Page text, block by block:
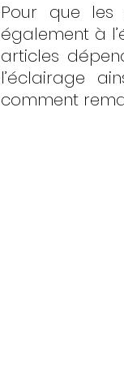
Pour que les
également à
articles
l’éclairage
comment